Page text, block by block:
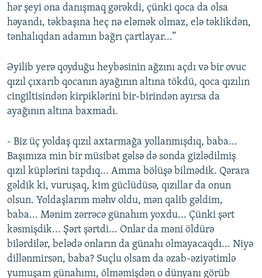
hər şeyi ona danışmaq gərəkdi, çünki qoca da olsa
həyandı, təkbaşına heç nə eləmək olmaz, elə təklikdən,
tənhalıqdan adamın bağrı çartlayar...”
Əyilib yerə qoyduğu heybəsinin ağzını açdı və bir ovuc
qızıl çıxarıb qocanın ayağının altına tökdü, qoca qızılın
cingiltisindən kirpiklərini bir-birindən ayırsa da
ayağının altına baxmadı.
- Biz üç yoldaş qızıl axtarmağa yollanmışdıq, baba...
Başımıza min bir müsibət gəlsə də sonda gizlədilmiş
qızıl küplərini tapdıq... Amma bölüşə bilmədik. Qərara
gəldik ki, vuruşaq, kim güclüdüsə, qızıllar da onun
olsun. Yoldaşlarım məhv oldu, mən qalib gəldim,
baba... Mənim zərrəcə günahım yoxdu... Çünki şərt
kəsmişdik... Şərt şərtdi... Onlar da məni öldürə
bilərdilər, belədə onların da günahı olmayacaqdı... Niyə
dillənmirsən, baba? Suçlu olsam da əzab-əziyətimlə
yumuşam günahımı, ölməmişdən o dünyanı görüb